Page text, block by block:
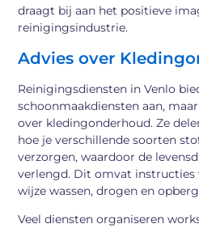
draagt bij aan het positieve
reinigingsindustrie.
Advies over
Reinigingsdiensten in Venlo
schoonmaakdiensten aan,
over kledingonderhoud. Ze
hoe je verschillende soorten
verzorgen, waardoor de
verlengd. Dit omvat instructies
wijze wassen, drogen en
Veel diensten organiseren